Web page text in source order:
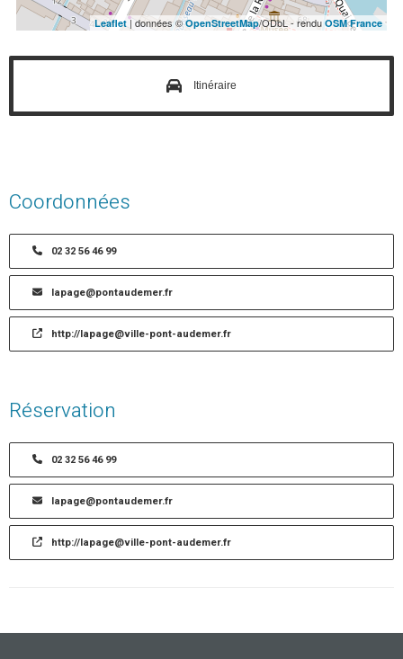
Leaflet| données ©OpenStreetMap/ODbL - rendu OSM France
Itinéraire
Coordonnées
02 32 56 46 99
lapage@pontaudemer.fr
http://lapage@ville-pont-audemer.fr
Réservation
02 32 56 46 99
lapage@pontaudemer.fr
http://lapage@ville-pont-audemer.fr